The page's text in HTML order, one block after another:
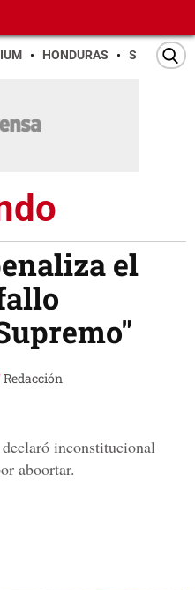
HONDURAS SAN PEDRO
el
Redacción
inconstitucional
aboortar.